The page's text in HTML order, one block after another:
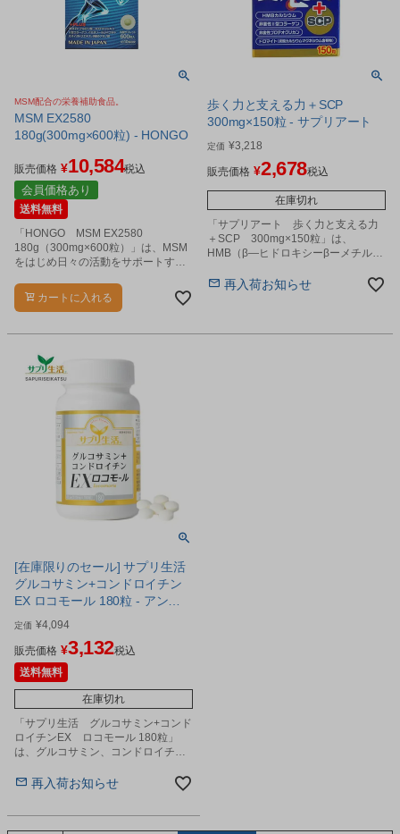
MSM配合の栄養補助食品。
MSM EX2580
180g(300mg×600粒) - HONGO
販売価格 ¥10,584税込
会員価格あり
送料無料
「HONGO MSM EX2580
180g（300mg×600粒）」は、MSM
をはじめ日々の活動をサポートする
カートに入れる
歩く力と支える力＋SCP
300mg×150粒 - サプリアート
定価 ¥3,218
販売価格 ¥2,678税込
在庫切れ
「サプリアート 歩く力と支える力
＋SCP 300mg×150粒」は、
HMB（β―ヒドロキシーβーメチル酪
テオグリカン、カルシウムを配合し
再入荷お知らせ
[在庫限りのセール] サプリ生活
グルコサミン+コンドロイチン
EX ロコモール 180粒 - アンフ
ィニプロジェクト
定価 ¥4,094
販売価格 ¥3,132税込
送料無料
在庫切れ
「サプリ生活 グルコサミン+コンド
ロイチンEX ロコモール 180粒」
は、グルコサミン、コンドロイチ
コラーゲンなど関節のスムーズな動
きに欠かせない素材を配合したサプ
再入荷お知らせ